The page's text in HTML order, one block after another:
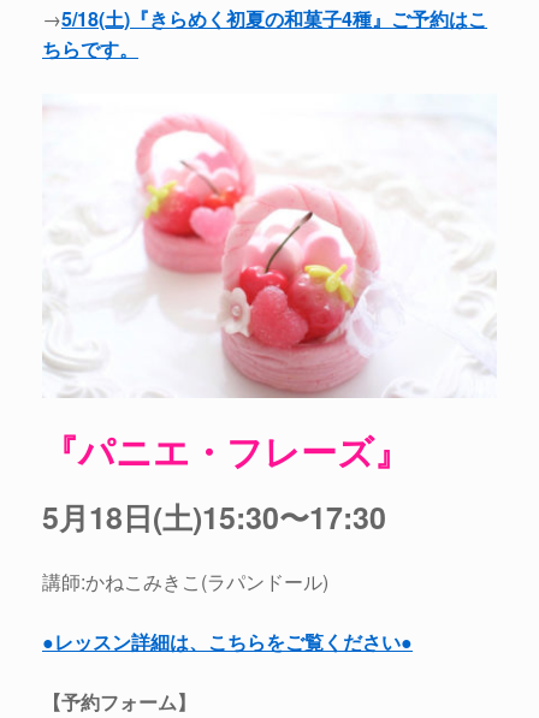
→5/18(土)『きらめく初夏の和菓子4種』ご予約はこ
ちらです。
『パニエ・フレーズ』
5月18日(土)15:30〜17:30
講師:かねこみきこ(ラパンドール)
●レッスン詳細は、こちらをご覧ください●
【予約フォーム】